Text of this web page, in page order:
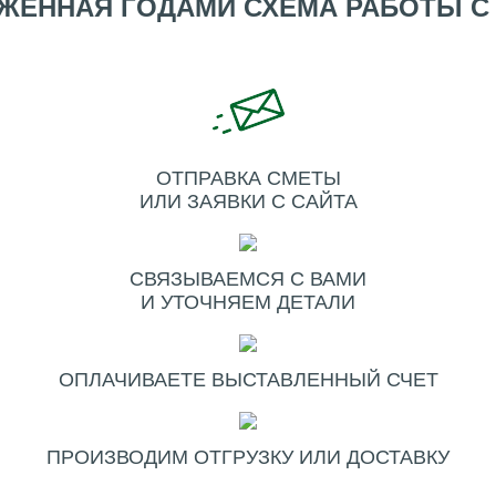
ГОДАМИ СХЕМА РАБОТЫ
ОТПРАВКА СМЕТЫ
ИЛИ ЗАЯВКИ С САЙТА
СВЯЗЫВАЕМСЯ С ВАМИ
И УТОЧНЯЕМ ДЕТАЛИ
ОПЛАЧИВАЕТЕ ВЫСТАВЛЕННЫЙ СЧЕТ
ПРОИЗВОДИМ ОТГРУЗКУ ИЛИ ДОСТАВКУ